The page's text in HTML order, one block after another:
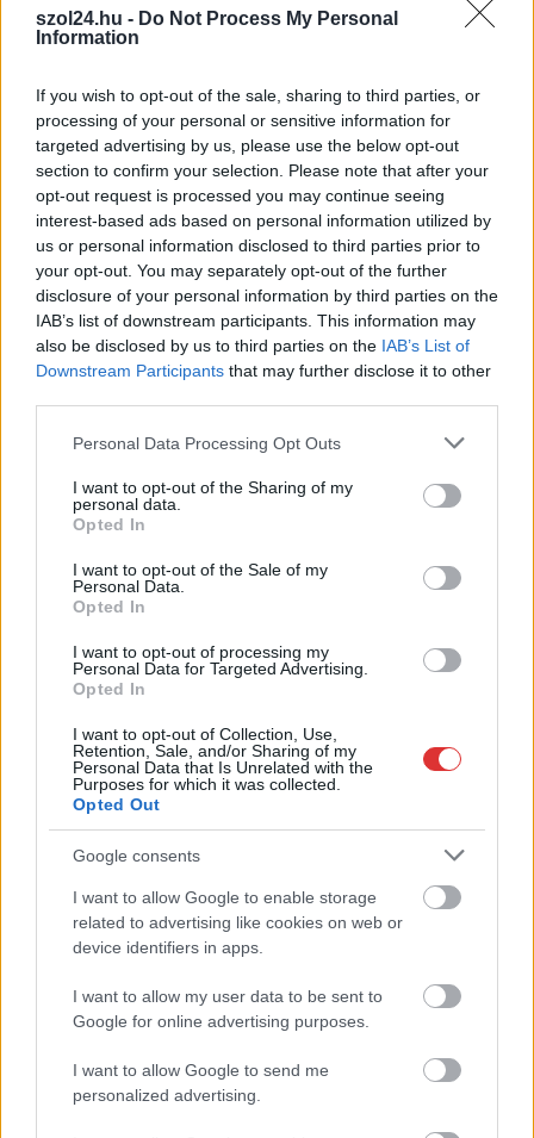
szol24.hu - Do Not Process My Personal
Information
If you wish to opt-out of the sale, sharing to third parties, or
processing of your personal or sensitive information for
targeted advertising by us, please use the below opt-out
section to confirm your selection. Please note that after your
opt-out request is processed you may continue seeing
interest-based ads based on personal information utilized by
us or personal information disclosed to third parties prior to
your opt-out. You may separately opt-out of the further
disclosure of your personal information by third parties on the
IAB’s list of downstream participants. This information may
also be disclosed by us to third parties on the IAB’s List of
Downstream Participants that may further disclose it to other
Please note that this website/app uses one or more Google
not limited to your visit or usage behaviour. You may click to
grant or deny consent to Google and its third-party tags to
use your data for below specified purposes in below Google
consent section.
Personal Data Processing Opt Outs
I want to opt-out of the Sharing of my
personal data.
Opted In
I want to opt-out of the Sale of my
Personal Data.
Opted In
I want to opt-out of processing my
Personal Data for Targeted Advertising.
Opted In
I want to opt-out of Collection, Use,
Retention, Sale, and/or Sharing of my
Personal Data that Is Unrelated with the
Purposes for which it was collected.
Opted Out
Google consents
I want to allow Google to enable storage
related to advertising like cookies on web or
device identifiers in apps.
I want to allow my user data to be sent to
Google for online advertising purposes.
I want to allow Google to send me
personalized advertising.
Jászberény,jóindulat,neszűr, önzetlen, segélykiáltás,segítség,
szegénység,szivattyú,városrész
Elzárt városrész Szolnokon: lakók és mentők is
nehezen jutnak ki-be a Malomszögből
2025.08.04. Horváth Zsolt
Szolnok egyik kevésbé
ismert, ám annál
problémásabb
környéke, a
Malomszög hosszú
évek óta elszigetelten
részétől. A lakók életét
egy zajvédő fal állította feje tetejére, ami nemcsak a
akadályozza – erre hívta fel a figyelmet a helyszínen Miskolczi
László, a város korábbi alpolgármestere.
TOVÁBB OLVASOM
városrész ,zajvédő
Móra park Szolnokon: A lakók nem kérnek mást,
csak rendet
Szolnok Móra parkja az
zöldterület az utóbbi
hetekben komoly
rendfenntartási
kihívásokkal